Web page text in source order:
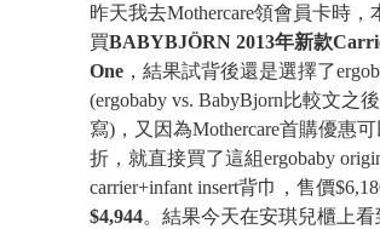
昨天我去Mothercare領會員卡時，
買BABYBJÖRN 2013年新款
One ，結果試背後還是選擇了
(ergobaby vs. BabyBjorn比較文之
寫)，又因為Mothercare首購優惠
折，就直接買了這組ergobaby
carrier+infant insert背巾，售價
$4,944。結果今天在安琪兒櫃上看